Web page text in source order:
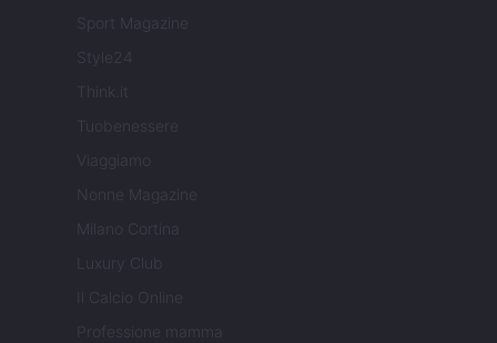
Sport Magazine
Style24
Think.it
Tuobenessere
Viaggiamo
Nonne Magazine
Milano Cortina
Luxury Club
Il Calcio Online
Professione mamma